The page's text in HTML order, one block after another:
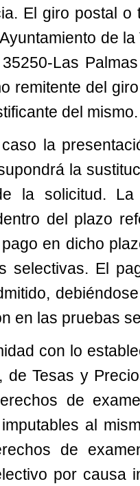
El giro postal
de
Las
remitente del
del mismo.
la
la
la solicitud.
del plazo
en dicho
selectivas. El
en las pruebas
con lo
de Tesas y
de
al
de
por causa